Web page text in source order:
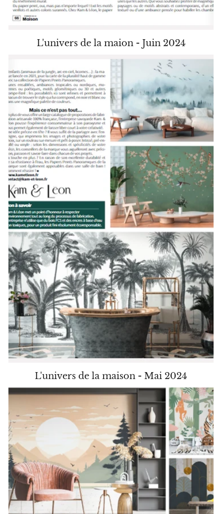
L'univers de la maion - Juin 2024
L'univers de la maison - Mai 2024